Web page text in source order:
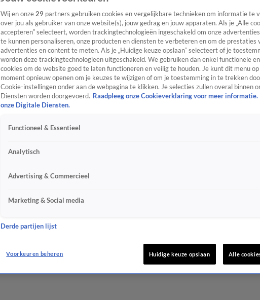
Wij en onze 29 partners gebruiken cookies en vergelijkbare technieken om informatie te
over jou als gebruiker van onze website(s), jouw gedrag en jouw apparaten. Als je „Alle
accepteren” selecteert, worden trackingtechnologieën ingeschakeld om onze
te kunnen personaliseren, onze producten en diensten te verbeteren en om de prestaties
advertenties en content te meten. Als je „Huidige keuze opslaan” selecteert of je
worden deze trackingtechnologieën uitgeschakeld. We gebruiken dan enkel functionele
cookies om de website goed te laten functioneren en veilig te houden. Je kunt dit menu
moment opnieuw openen om je keuzes te wijzigen of om je toestemming in te trekken
Cookie-instellingen onder aan de webpagina te klikken. Je selecties zullen overal binnen
Diensten worden doorgevoerd. Raadpleeg onze Cookieverklaring voor meer informatie.
onze Digitale Diensten.
Functioneel & Essentieel
Analytisch
Advertising & Commercieel
Marketing & Social media
Derde partijen lijst
Voorkeuren beheren Huidige keuze opslaan Alle